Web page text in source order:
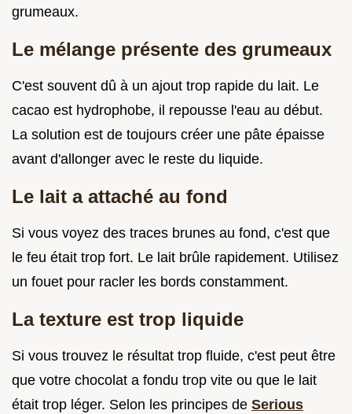
grumeaux.
Le mélange présente des grumeaux
C'est souvent dû à un ajout trop rapide du lait. Le
cacao est hydrophobe, il repousse l'eau au début.
La solution est de toujours créer une pâte épaisse
avant d'allonger avec le reste du liquide.
Le lait a attaché au fond
Si vous voyez des traces brunes au fond, c'est que
le feu était trop fort. Le lait brûle rapidement. Utilisez
un fouet pour racler les bords constamment.
La texture est trop liquide
Si vous trouvez le résultat trop fluide, c'est peut être
que votre chocolat a fondu trop vite ou que le lait
était trop léger. Selon les principes de Serious